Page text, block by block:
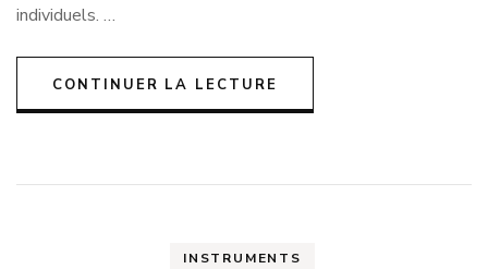
individuels. …
CONTINUER LA LECTURE
INSTRUMENTS